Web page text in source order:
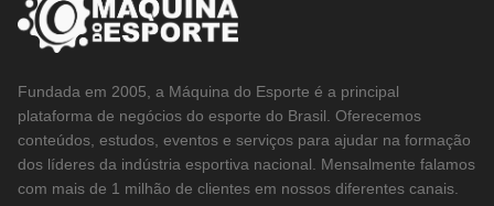
Fundada em 2005, a Máquina do Esporte é a principal
plataforma de negócios do esporte do Brasil. Oferecemos
conteúdos, estudos, eventos e serviços para ajudar na formação
dos líderes da indústria esportiva nacional. Mensalmente falamos
com mais de 1 milhão de clientes em nossos diferentes canais.